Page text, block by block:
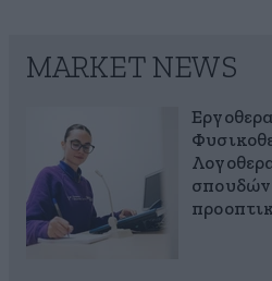
MARKET NEWS
σπουδών